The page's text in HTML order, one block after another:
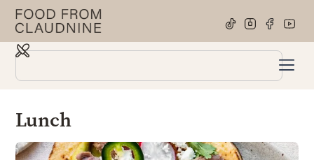
Lunch